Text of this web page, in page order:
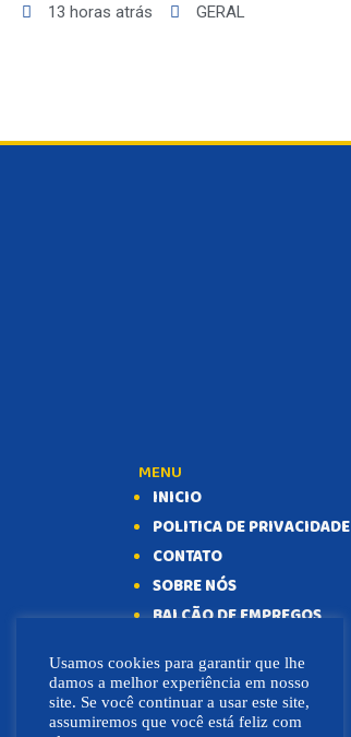
13 horas atrás GERAL
MENU
INICIO
POLITICA DE PRIVACIDADE
CONTATO
SOBRE NÓS
BALCÃO DE EMPREGOS
Usamos cookies para garantir que lhe
damos a melhor experiência em nosso
site. Se você continuar a usar este site,
assumiremos que você está feliz com